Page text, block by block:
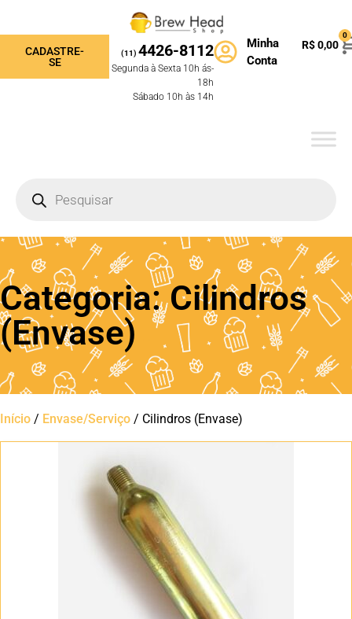
CADASTRE-
SE
(11) 4426-8112
Segunda à Sexta 10h ás-
18h
Sábado 10h às 14h
Minha
Conta
R$0,00
0
Categoria: Cilindros
(Envase)
Início / Envase/Serviço / Cilindros (Envase)